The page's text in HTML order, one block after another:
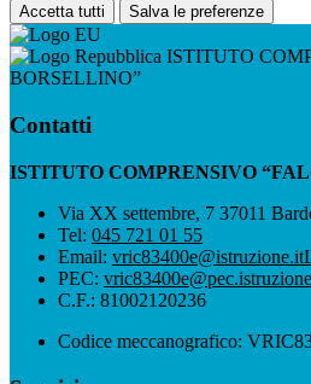
Accetta tutti Salva le preferenze
ISTITUTO
BORSELLINO”
Contatti
ISTITUTO COMPRENSIVO
Via XX settembre, 7 37011
Tel: 045 721 01 55
Email: vric83400e@istruzione.it
PEC:
C.F.: 81002120236
Codice meccanografico: